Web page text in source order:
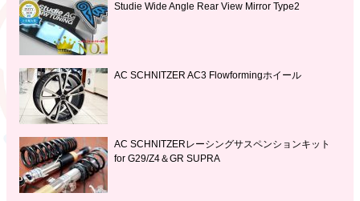
Studie Wide Angle Rear View Mirror Type2
AC SCHNITZER AC3 Flowformingホイール
AC SCHNITZERレーシングサスペンションキット
for G29/Z4＆GR SUPRA